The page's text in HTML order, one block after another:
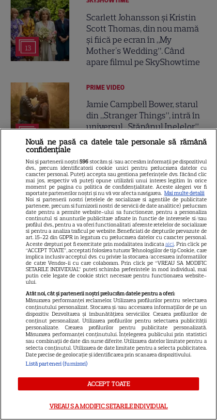
13
Scarlett Johansson și Kristin
Scott Thomas, din nou mamă
și fiică pe ecran în „My
Mother's Wedding”. Când
apare filmul pe SkyShowtime
PRIME VIDEO
Jamie Campbell Bower, starul
din „Stranger Things”, intră în
universul „Stăpânul Inelelor”.
Ce rol legendar va interpreta în
5
NETFLIX
„Palatul de Est”, noul fenomen
coreean de pe Netflix: Regele
blestemat, fantomele și
exorcistul care sfidează
moartea
PRIME VIDEO
Când „Fălci” se întâlnește cu
„Coborâre întunecată”:
Producția claustrofobă de pe
Prime Video ce nu trebuie
ratată
ŞTIRI
Nouă ne pasă ca datele tale personale să rămână
confidențiale
Noi și partenerii noștri596 stocăm și/sau accesăm informații pe dispozitivul
dvs., precum identificatorii cookie unici pentru prelucrarea datelor cu
caracter personal. Puteți accepta sau gestiona preferințele dvs. făcând clic
mai jos, respectiv vă puteți opune utilizării unui interes legitim în orice
moment pe pagina cu politica de confidențialitate. Aceste alegeri vor fi
raportate partenerilor noștri și nu vă vor afecta navigarea. Mai multe detalii
Noi si partenerii nostri (retelele de socializare si agentiile de publicitate
partenere, precum si furnizorii nostri de servicii de date analitice) prelucram
date pentru a permite website-ului sa functioneze, pentru a personaliza
continutul si anunturile publicitare afisate in functie de interesele si/sau
profilul dvs., pentru a va oferi functionalitati aferente retelelor de socializare
si pentru a analiza traficul pe website. Beneficiati de drepturile prevazute de
art. 15-22 din GDPR in legatura cu prelucrarea datelor cu caracter personal.
Aceste drepturi pot fi exercitate prin modalitatea indicataaici. Prin click pe
“ACCEPT TOATE”, acceptati folosirea tuturor Tehnologiilor de tip Cookie, care
implica inclusiv acceptul dvs. cu privire la stocarea/accesarea informatiilor
de catre Vendor-ii cu care colaboram. Prin click pe “VREAU SA MODIFIC
SETARILE INDIVIDUAL” puteti schimba preferintele in mod individual, mai
putin cele legate de cookie strict necesare pentru functionarea website-
ului.
Atât noi, cât și partenerii noștri prelucrăm datele pentru a oferi:
Măsurarea performanței reclamelor. Utilizarea profilurilor pentru selectarea
conținutului personalizat. Stocarea și/sau accesarea informațiilor de pe un
dispozitiv. Dezvoltarea și îmbunătățirea serviciilor. Crearea profilurilor de
conținut personalizat. Utilizarea profilurilor pentru selectarea publicității
personalizate. Crearea profilurilor pentru publicitate personalizată.
Măsurarea performanței conținutului. Înțelegerea publicului prin statistici
sau combinații de date din surse diferite. Utilizarea datelor limitate pentru a
selecta conținutul. Utilizarea de date limitate pentru a selecta publicitatea.
Date precise de geolocație și identificarea prin scanarea dispozitivului.
Listă parteneri (furnizori)
ACCEPT TOATE
VREAU SA MODIFIC SETARILE INDIVIDUAL